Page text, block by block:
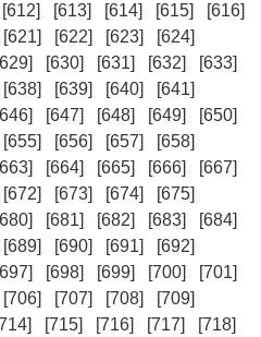
[612] [613] [614] [615]
[616]
[621] [622] [623]
[624]
[630] [631] [632]
[633]
[638] [639] [640]
[641]
[647] [648] [649]
[650]
[655] [656] [657]
[658]
[664] [665] [666]
[667]
[672] [673] [674]
[675]
[681] [682] [683]
[684]
[689] [690] [691]
[692]
[698] [699] [700]
[701]
[706] [707] [708]
[709]
[715] [716] [717]
[718]